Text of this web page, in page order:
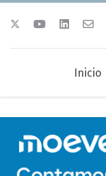
Inicio